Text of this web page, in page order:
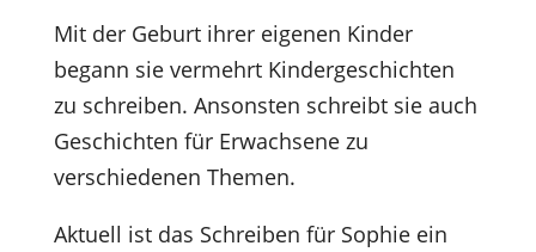
Mit der Geburt ihrer eigenen Kinder
begann sie vermehrt Kindergeschichten
zu schreiben. Ansonsten schreibt sie auch
Geschichten für Erwachsene zu
verschiedenen Themen.
Aktuell ist das Schreiben für Sophie ein